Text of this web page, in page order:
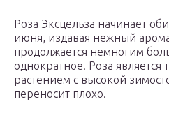
Роза Эксцельза начинает
июня, издавая нежный
продолжается немногим
однократное. Роза
растением с высокой
переносит плохо.